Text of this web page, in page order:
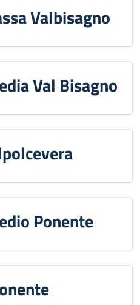
Valbisagno
Val Bisagno
Ponente